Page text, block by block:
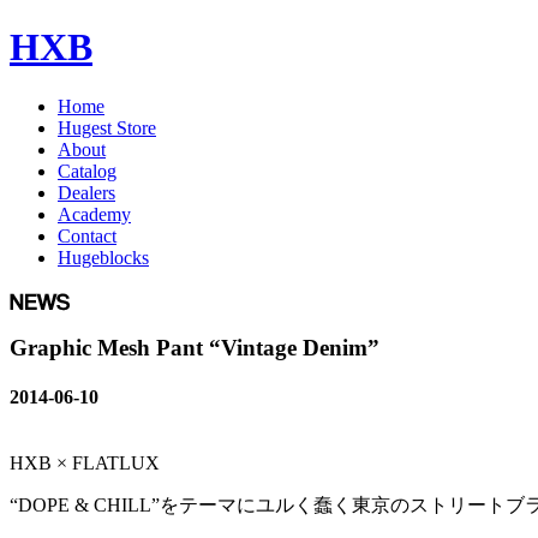
HXB
Home
Hugest Store
About
Catalog
Dealers
Academy
Contact
Hugeblocks
Graphic Mesh Pant “Vintage Denim”
2014-06-10
HXB × FLATLUX
“DOPE & CHILL”をテーマにユルく蠢く東京のストリートブ